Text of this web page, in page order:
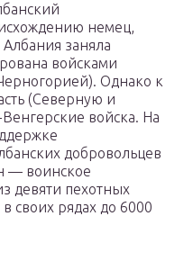
немец,
заняла
войсками
Однако к
(Северную и
войска. На
добровольцев
— воинское
девяти пехотных
своих рядах до 6000